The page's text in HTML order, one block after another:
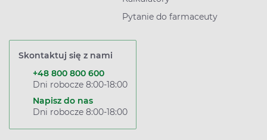
Pytanie do farmaceuty
Skontaktuj się z nami
+48 800 800 600
Dni robocze 8:00-18:00
Napisz do nas
Dni robocze 8:00-18:00